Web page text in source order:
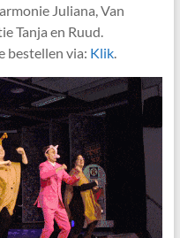
Juliana, Van
Tanja en Ruud.
bestellen via: Klik.